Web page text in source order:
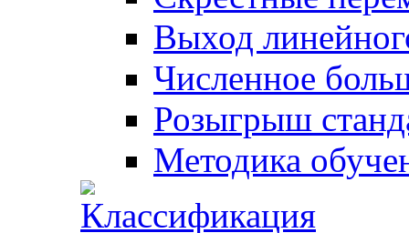
Выход
Численное
Розыгрыш
Методика